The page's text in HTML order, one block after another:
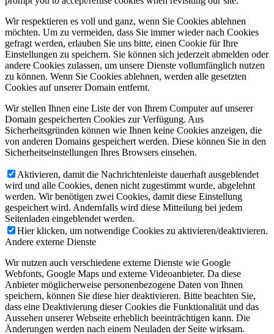
Wir respektieren es voll und ganz, wenn Sie Cookies ablehnen
möchten. Um zu vermeiden, dass Sie immer wieder nach Cookies
gefragt werden, erlauben Sie uns bitte, einen Cookie für Ihre
Einstellungen zu speichern. Sie können sich jederzeit abmelden oder
andere Cookies zulassen, um unsere Dienste vollumfänglich nutzen
zu können. Wenn Sie Cookies ablehnen, werden alle gesetzten
Cookies auf unserer Domain entfernt.
Wir stellen Ihnen eine Liste der von Ihrem Computer auf unserer
Domain gespeicherten Cookies zur Verfügung. Aus
Sicherheitsgründen können wie Ihnen keine Cookies anzeigen, die
von anderen Domains gespeichert werden. Diese können Sie in den
Sicherheitseinstellungen Ihres Browsers einsehen.
Aktivieren, damit die Nachrichtenleiste dauerhaft ausgeblendet
wird und alle Cookies, denen nicht zugestimmt wurde, abgelehnt
werden. Wir benötigen zwei Cookies, damit diese Einstellung
gespeichert wird. Andernfalls wird diese Mitteilung bei jedem
Seitenladen eingeblendet werden.
Hier klicken, um notwendige Cookies zu aktivieren/deaktivieren.
Andere externe Dienste
Wir nutzen auch verschiedene externe Dienste wie Google
Webfonts, Google Maps und externe Videoanbieter. Da diese
Anbieter möglicherweise personenbezogene Daten von Ihnen
speichern, können Sie diese hier deaktivieren. Bitte beachten Sie,
dass eine Deaktivierung dieser Cookies die Funktionalität und das
Aussehen unserer Webseite erheblich beeinträchtigen kann. Die
Änderungen werden nach einem Neuladen der Seite wirksam.